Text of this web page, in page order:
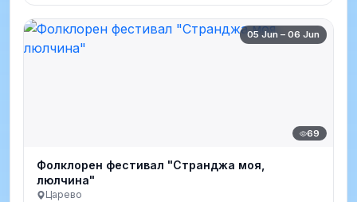
05 Jun – 06 Jun
69
Фолклорен фестивал "Странджа моя,
люлчина"
Царево